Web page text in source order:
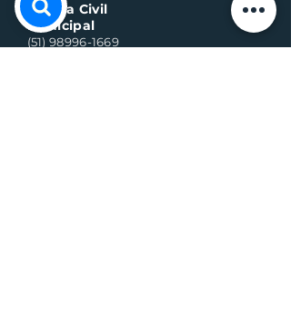
Defesa Civil
Municipal
(51) 98996-1669